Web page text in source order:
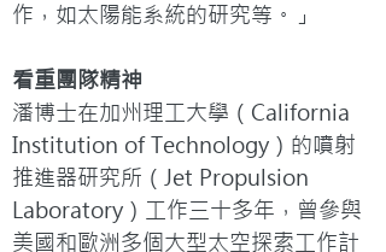
作，如太陽能系統的研究等。」
看重團隊精神
潘博士在加州理工大學（California
Institution of Technology）的噴射
推進器研究所（Jet Propulsion
Laboratory）工作三十多年，曾參與
美國和歐洲多個大型太空探索工作計